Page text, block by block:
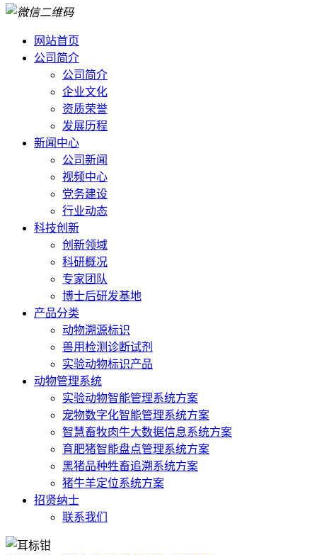
网站首页
公司简介
公司简介
企业文化
资质荣誉
发展历程
新闻中心
公司新闻
视频中心
党务建设
行业动态
科技创新
创新领域
科研概况
专家团队
博士后研发基地
产品分类
动物溯源标识
兽用检测诊断试剂
实验动物标识产品
动物管理系统
实验动物智能管理系统方案
宠物数字化智能管理系统方案
智慧畜牧肉牛大数据信息系统方案
育肥猪智能盘点管理系统方案
黑猪品种牲畜追溯系统方案
猪牛羊定位系统方案
招贤纳士
联系我们